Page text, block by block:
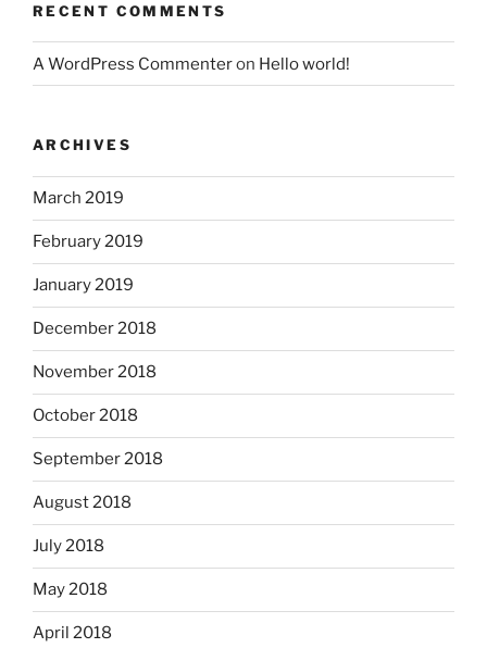
RECENT COMMENTS
A WordPress Commenteron Hello world!
ARCHIVES
March 2019
February 2019
January 2019
December 2018
November 2018
October 2018
September 2018
August 2018
July 2018
May 2018
April 2018